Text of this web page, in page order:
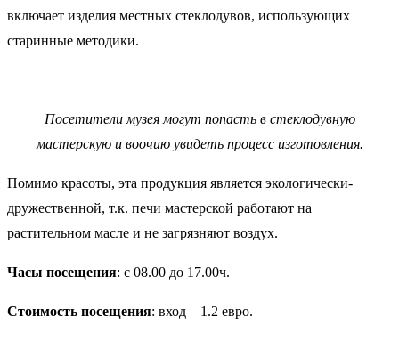
включает изделия местных стеклодувов, использующих
старинные методики.
Посетители музея могут попасть в стеклодувную
мастерскую и воочию увидеть процесс изготовления.
Помимо красоты, эта продукция является экологически-
дружественной, т.к. печи мастерской работают на
растительном масле и не загрязняют воздух.
Часы посещения: с 08.00 до 17.00ч.
Стоимость посещения: вход – 1.2 евро.